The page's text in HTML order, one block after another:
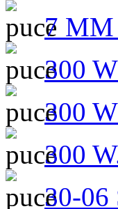
7
300
300
300
30-06